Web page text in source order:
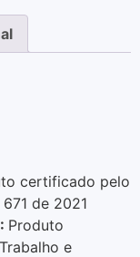
certificado pelo
de 2021
Produto
e